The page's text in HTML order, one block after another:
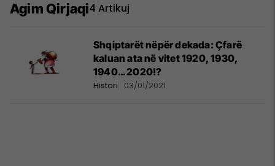
Agim Qirjaqi4 Artikuj
Shqiptarët nëpër dekada: Çfarë
kaluan ata në vitet 1920, 1930,
1940… 2020!?
Histori 03/01/2021